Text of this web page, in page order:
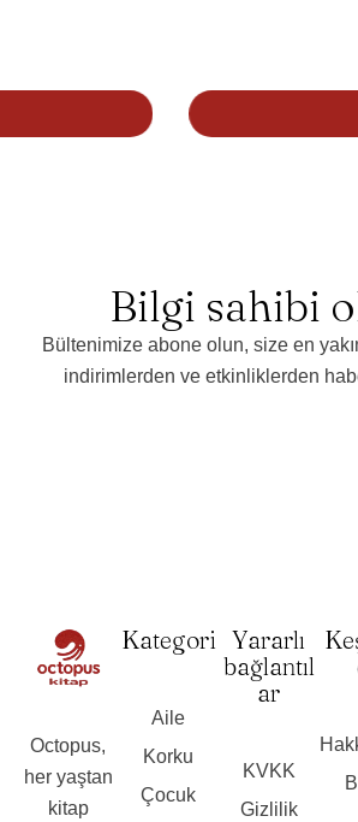
0
Bilgi sahibi
Bültenimize abone olun, size en
indirimlerden ve etkinliklerden
Octopus,
her yaştan
kitap
Kategori
Aile
Korku
Çocuk
Yararlı
bağlantıl
ar
KVKK
Gizlilik